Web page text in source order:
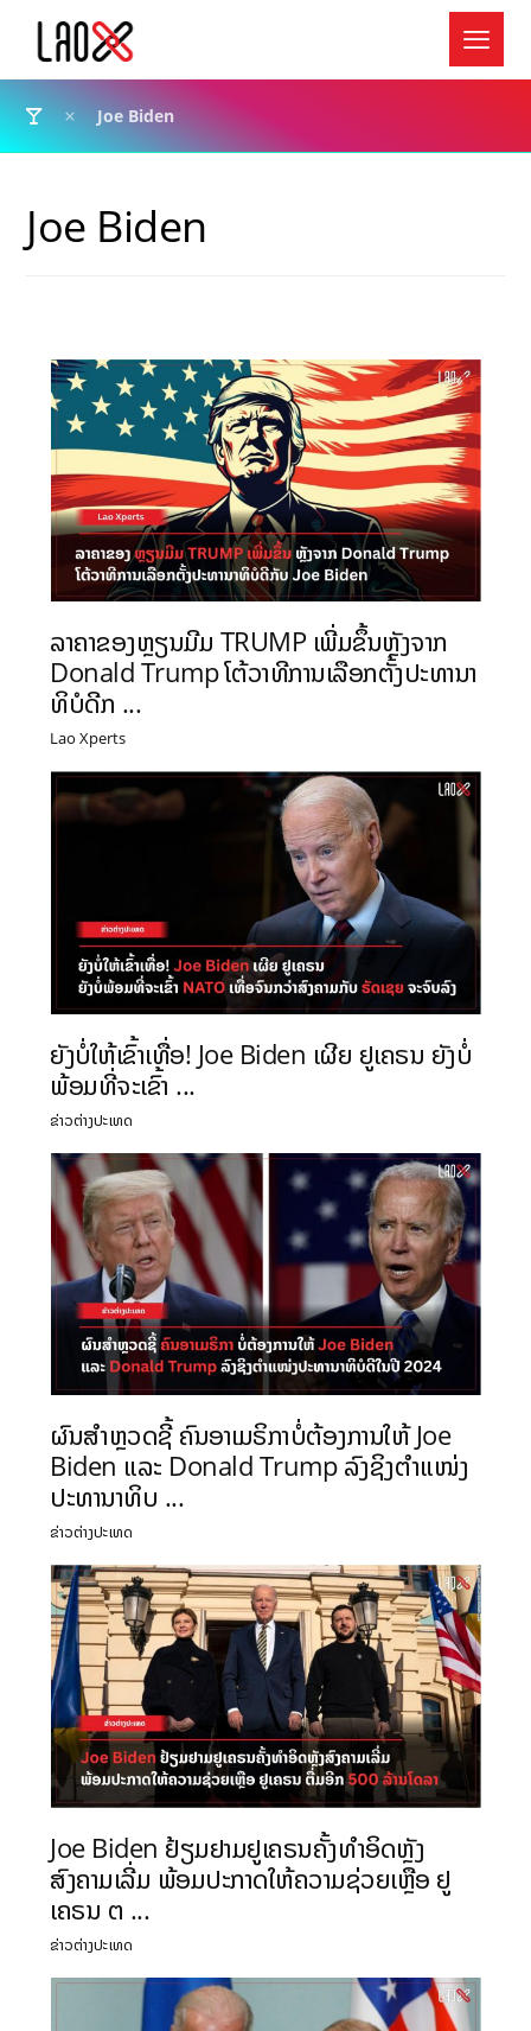
Joe Biden
Joe Biden
ລາຄາຂອງຫຼຽນມີມ TRUMP ເພີ່ມຂຶ້ນຫຼັງຈາກ
Donald Trump ໂຕ້ວາທີການເລືອກຕັ້ງປະທານາ
ທິບໍດີກ ...
Lao Xperts
ຍັງບໍ່ໃຫ້ເຂົ້າເທື່ອ! Joe Biden ເຜີຍ ຢູເຄຣນ ຍັງບໍ່
ພ້ອມທີ່ຈະເຂົ້າ ...
ຂ່າວຕ່າງປະເທດ
ຜົນສຳຫຼວດຊີ້ ຄົນອາເມຣິກາບໍ່ຕ້ອງການໃຫ້ Joe
Biden ແລະ Donald Trump ລົງຊິງຕຳແໜ່ງ
ປະທານາທິບ ...
ຂ່າວຕ່າງປະເທດ
Joe Biden ຢ້ຽມຢາມຢູເຄຣນຄັ້ງທຳອິດຫຼັງ
ສົງຄາມເລີ່ມ ພ້ອມປະກາດໃຫ້ຄວາມຊ່ວຍເຫຼືອ ຢູ
ເຄຣນ ຕ ...
ຂ່າວຕ່າງປະເທດ